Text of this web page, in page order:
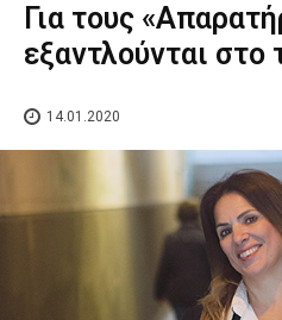
Για τους
εξαντλούνται στο
14.01.2020